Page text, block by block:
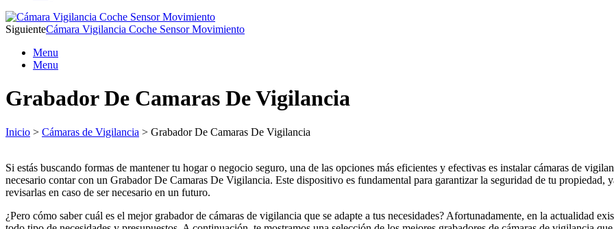
SiguienteCámara Vigilancia Coche Sensor Movimiento
Menu
Menu
Grabador De Camaras De Vigilancia
Inicio > Cámaras de Vigilancia > Grabador De Camaras De Vigilancia
Si estás buscando formas de mantener tu hogar o negocio seguro, una de las opciones más eficientes y efectivas es instalar cámaras de
necesario contar con un Grabador De Camaras De Vigilancia. Este dispositivo es fundamental para garantizar la seguridad de tu propiedad,
revisarlas en caso de ser necesario en un futuro.
¿Pero cómo saber cuál es el mejor grabador de cámaras de vigilancia que se adapte a tus necesidades? Afortunadamente, en la actualidad